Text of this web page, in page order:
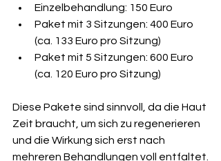
Einzelbehandlung: 150 Euro
Paket mit 3 Sitzungen: 400 Euro
(ca. 133 Euro pro Sitzung)
Paket mit 5 Sitzungen: 600 Euro
(ca. 120 Euro pro Sitzung)
Diese Pakete sind sinnvoll, da die Haut
Zeit braucht, um sich zu regenerieren
und die Wirkung sich erst nach
mehreren Behandlungen voll entfaltet.